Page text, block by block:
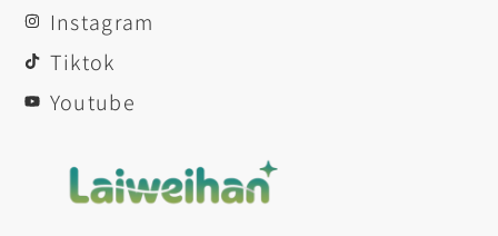
Instagram
Tiktok
Youtube